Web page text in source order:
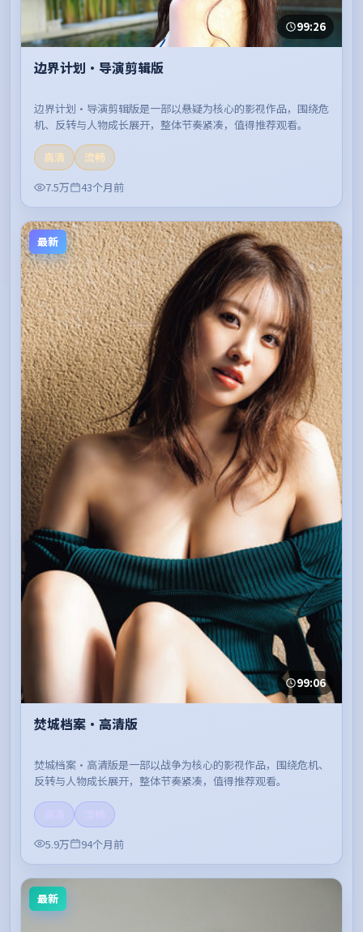
99:26
边界计划·导演剪辑版
边界计划·导演剪辑版是一部以悬疑为核心的影视作品，围绕危
机、反转与人物成长展开，整体节奏紧凑，值得推荐观看。
高清
流畅
7.5万
43个月前
最新
99:06
焚城档案·高清版
焚城档案·高清版是一部以战争为核心的影视作品，围绕危机、
反转与人物成长展开，整体节奏紧凑，值得推荐观看。
5.9万
94个月前
最新